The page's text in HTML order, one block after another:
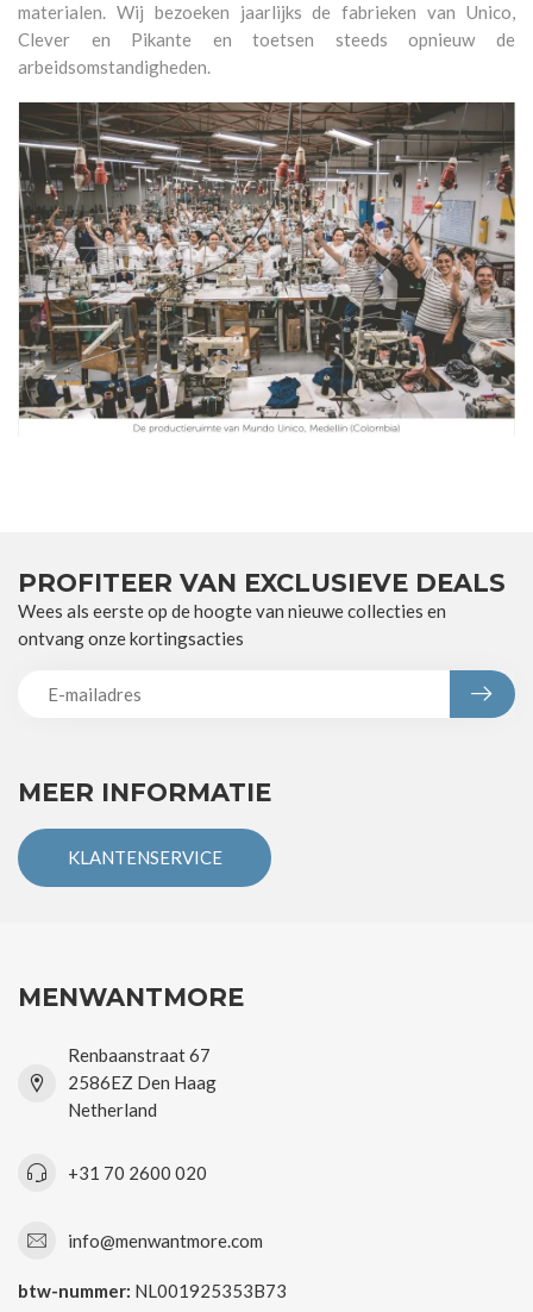
materialen. Wij bezoeken jaarlijks de fabrieken van Unico,
Clever en Pikante en toetsen steeds opnieuw de
arbeidsomstandigheden.
MEER INFORMATIE
KLANTENSERVICE
PROFITEER VAN EXCLUSIEVE DEALS
Wees als eerste op de hoogte van nieuwe collecties en
ontvang onze kortingsacties
MENWANTMORE
Renbaanstraat 67
2586EZ Den Haag
Netherland
+31 70 2600 020
info@menwantmore.com
btw-nummer: NL001925353B73